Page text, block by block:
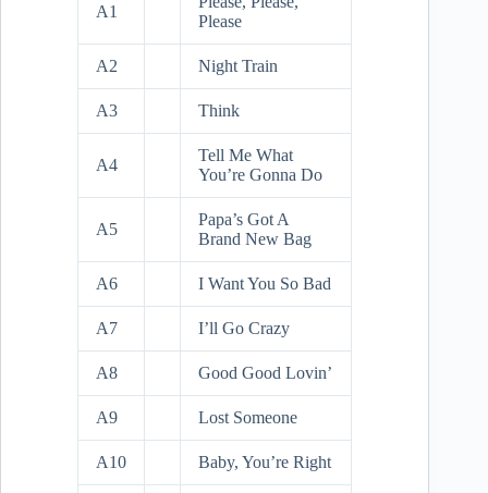
A1
Please
A2 Night Train
A3 Think
A4
Tell Me What
You’re Gonna Do
A5
Papa’s Got A
Brand New Bag
A6 I Want You So Bad
A7 I’ll Go Crazy
A8 Good Good Lovin’
A9 Lost Someone
A10 Baby, You’re Right